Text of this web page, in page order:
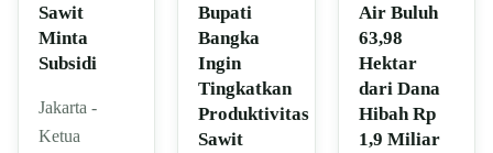
Sawit
Minta
Subsidi
Jakarta -
Ketua
Bupati
Bangka
Ingin
Tingkatkan
Produktivitas
Sawit
Air Buluh
63,98
Hektar
dari Dana
Hibah Rp
1,9 Miliar